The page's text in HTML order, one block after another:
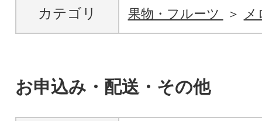
カテゴリ 果物・フルーツ メ
お申込み・配送・その他